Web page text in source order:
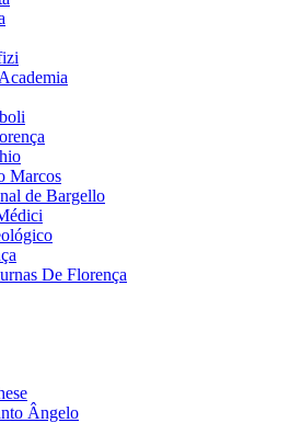
Marcos
de Bargello
De Florença
Ângelo